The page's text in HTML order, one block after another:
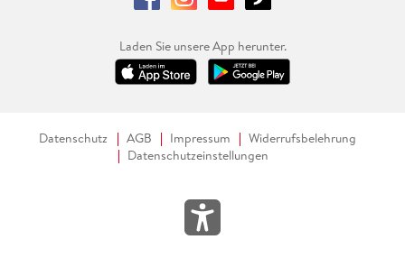
Laden Sie unsere App herunter.
Datenschutz AGB Impressum
Widerrufsbelehrung
Datenschutzeinstellungen